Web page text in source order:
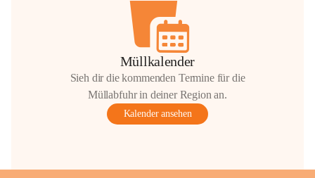
Müllkalender
Sieh dir die kommenden Termine für die
Müllabfuhr in deiner Region an.
Kalender ansehen